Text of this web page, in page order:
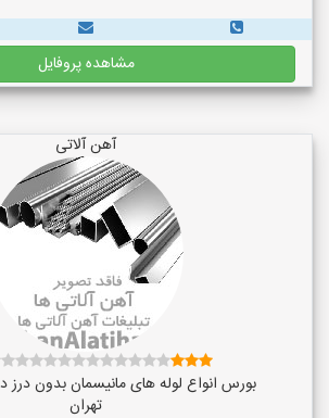
مشاهده پروفایل
آهن آلاتی
بورس انواع لوله های مانیسمان بدون درز
تهران